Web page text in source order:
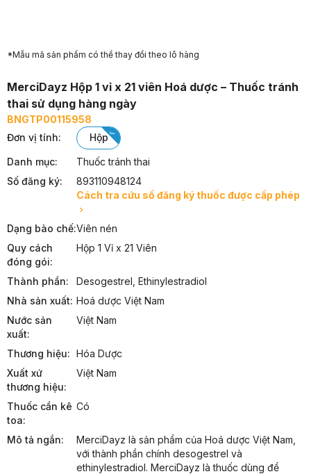
*Mẫu mã sản phẩm có thể thay đổi theo lô hàng
MerciDayz Hộp 1 vỉ x 21 viên Hoá dược – Thuốc tránh
thai sử dụng hàng ngày
BNGTP00115958
Đơn vị tính: hộp
Danh mục:
Thuốc tránh thai
Số đăng ký:
893110948124
Cách tra cứu số đăng ký thuốc được cấp phép
Dạng bào chế:Viên nén
Quy cách
đóng gói:
Hộp 1 Vỉ x 21 Viên
Thành phần:
Desogestrel, Ethinylestradiol
Nhà sản xuất: Hoá dược Việt Nam
Nước sản
xuất:
Việt Nam
Thương hiệu: Hóa Dược
Xuất xứ
thương hiệu:
Việt Nam
Thuốc cần kê
toa:
Có
Mô tả ngắn:
MerciDayz là sản phẩm của Hoá dược Việt Nam,
với thành phần chính desogestrel và
ethinylestradiol. MerciDayz là thuốc dùng để